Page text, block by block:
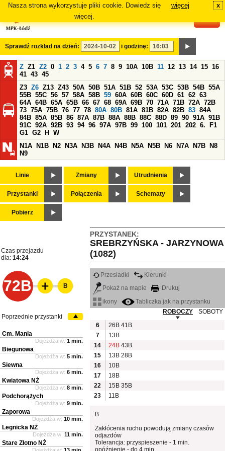
Nasza strona wykorzystuje pliki cookie. Dowiedz się
więcej.
więcej x
Sprawdź rozkład na dzień: i godzinę:
Z Z1 Z2 0 1 2 3 4 5 6 7 8 9 10A 10B 11 12 13 14 15 16
41 43 45
Z3 Z6 Z13 Z43 50A 50B 51A 51B 52 53A 53C 53B 54B 55A
55B 55C 56 57 58A 58B 59 60A 60B 60C 60D 61 62 63
64A 64B 65A 65B 66 67 68 69A 69B 70 71A 71B 72A 72B
73 75A 75B 76 77 78 80A 80B 81A 81B 82A 82B 83 84A
84B 85A 85B 86 87A 87B 88A 88B 88C 88D 89 90 91A 91B
91C 92A 92B 93 94 96 97A 97B 99 100 101 201 202 6.
F1
G1 G2 H
W
N1A
N1B N2 N3A N3B N4A N4B N5A N5B N6 N7A N7B
N8
N9
Linie Zmiany Utrudnienia
Przystanki Połączenia Schematy
Pobierz
PRZYSTANEK:
SREBRZYŃSKA - JARZYNOWA
(1082)
Czas przejazdu
dla: 14:24
72B
Przesiadki
Kierunki
Pokaż na mapie
Drukuj
ikony
Tabliczka jak na przystanku
ROBOCZY
SOBOTY
6
26B 41B
7
13B
14
24B 43B
15
13B 28B
16
10B
17
18B
22
15B 35B
23
11B
B
Zakłócenia ruchu powodują zmiany czasów
odjazdów
Tolerancja: przyspieszenie - 1 min.
opóźnienie - do 4 min.
B
Poprzednie przystanki
Cm. Mania
Dojeżdża w: 1 min.
Biegunowa
Dojeżdża w: 5 min.
Siewna
Dojeżdża w: 6 min.
Kwiatowa NŻ
Dojeżdża w: 8 min.
Podchorążych
Dojeżdża w: 9 min.
Zaporowa
Dojeżdża w: 10 min.
Legnicka NŻ
Dojeżdża w: 11 min.
Stare Złotno NŻ